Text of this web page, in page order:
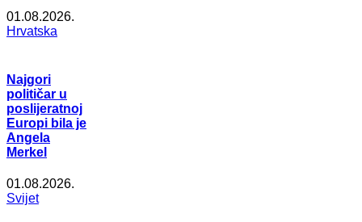
01.08.2026.
Hrvatska
Najgori
političar u
poslijeratnoj
Europi bila je
Angela
Merkel
01.08.2026.
Svijet